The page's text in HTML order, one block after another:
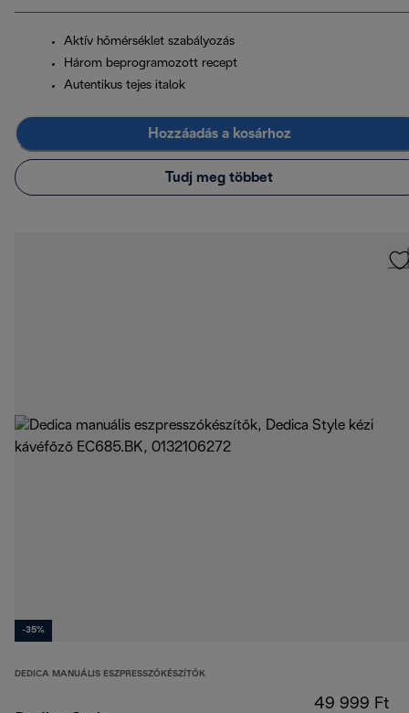
Aktív hőmérséklet szabályozás
Három beprogramozott recept
Autentikus tejes italok
Hozzáadás a kosárhoz
Tudj meg többet
-35%
DEDICA MANUÁLIS ESZPRESSZÓKÉSZÍTŐK
49 999 Ft